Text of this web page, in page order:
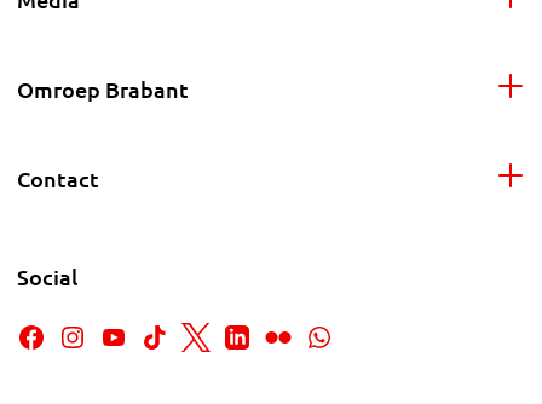
Omroep Brabant
Contact
Social